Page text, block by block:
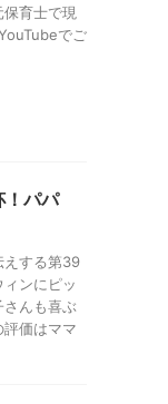
育士で現
でご
！パパ
えする第39
ンにピッ
んも喜ぶ
価はママ